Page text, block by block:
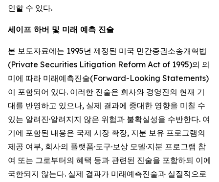
인할 수 있다.
세이프 하버 및 미래 예측 진술
본 보도자료에는 1995년 제정된 미국 민간증권소송개혁법
(Private Securities Litigation Reform Act of 1995)의 의
미에 따라 미래예측진술(Forward-Looking Statements)
이 포함되어 있다. 이러한 진술은 회사와 경영진의 현재 기
대를 반영하고 있으나, 실제 결과에 중대한 영향을 미칠 수
있는 알려진·알려지지 않은 위험과 불확실성을 수반한다. 여
기에 포함된 내용은 국제 시장 확장, 지분 보유 프로그램의
제공 여부, 회사의 플랫폼·도구·보상 모델·지분 프로그램 참
여 또는 그로부터의 혜택 등과 관련된 진술을 포함하되 이에
국한되지 않는다. 실제 결과가 미래예측진술과 실질적으로